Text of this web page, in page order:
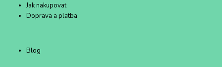
Jak nakupovat
Doprava a platba
Blog